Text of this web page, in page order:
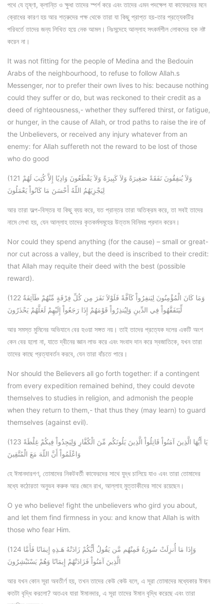
পথে যে তৃষ্ণা, ক্লান্তি ও ক্ষুধা তাদের স্পর্শ করে এবং তাদের এমন পদক্ষেপ যা কাফেরদের মনে
ক্রোধের কারণ হয় আর শত্রুদের পক্ষ থেকে তারা যা কিছু প্রাপ্ত হয়-তার প্রত্যেকটির
পরিবর্তে তাদের জন্য লিখিত হয়ে নেক আমল। নিঃসন্দেহে আল্লাহ সৎকর্মশীল লোকদের হক নষ্ট
করেন না।
It was not fitting for the people of Medina and the Bedouin
Arabs of the neighbourhood, to refuse to follow Allah.s
Messenger, nor to prefer their own lives to his: because nothing
could they suffer or do, but was reckoned to their credit as a
deed of righteousness,- whether they suffered thirst, or fatigue,
or hunger, in the cause of Allah, or trod paths to raise the ire of
the Unbelievers, or received any injury whatever from an
enemy: for Allah suffereth not the reward to be lost of those
who do good
(121 وَلاَ يُنفِقُونَ نَفَقَةً صَغِيرَةً وَلاَ كَبِيرَةً وَلاَ يَقْطَعُونَ وَادِيًا إِلاَّ كُتِبَ لَهُمْ
لِيَجْزِيَهُمُ اللّهُ أَحْسَنَ مَا كَانُواْ يَعْمَلُونَ
আর তারা অল্প-বিস্তর যা কিছু ব্যয় করে, যত প্রান্তর তারা অতিক্রম করে, তা সবই তাদের
নামে লেখা হয়, যেন আল্লাহ তাদের কৃতকর্মসমূহের উত্তম বিনিময় প্রদান করেন।
Nor could they spend anything (for the cause) – small or great-
nor cut across a valley, but the deed is inscribed to their credit:
that Allah may requite their deed with the best (possible
reward).
(122 وَمَا كَانَ الْمُؤْمِنُونَ لِيَنفِرُواْ كَآفَّةً فَلَوْلاَ نَفَرَ مِن كُلِّ فِرْقَةٍ مِّنْهُمْ طَآئِفَةٌ
لِّيَتَفَقَّهُواْ فِي الدِّينِ وَلِيُنذِرُواْ قَوْمَهُمْ إِذَا رَجَعُواْ إِلَيْهِمْ لَعَلَّهُمْ يَحْذَرُونَ
আর সমস্ত মুমিনের অভিযানে বের হওয়া সঙ্গত নয়। তাই তাদের প্রত্যেক দলের একটি অংশ
কেন বের হলো না, যাতে দ্বীনের জ্ঞান লাভ করে এবং সংবাদ দান করে স্বজাতিকে, যখন তারা
তাদের কাছে প্রত্যাবর্তন করবে, যেন তারা বাঁচতে পারে।
Nor should the Believers all go forth together: if a contingent
from every expedition remained behind, they could devote
themselves to studies in religion, and admonish the people
when they return to them,- that thus they (may learn) to guard
themselves (against evil).
(123 يَا أَيُّهَا الَّذِينَ آمَنُواْ قَاتِلُواْ الَّذِينَ يَلُونَكُم مِّنَ الْكُفَّارِ وَلِيَجِدُواْ فِيكُمْ غِلْظَةً
وَاعْلَمُواْ أَنَّ اللّهَ مَعَ الْمُتَّقِينَ
হে ঈমানদারগণ, তোমাদের নিকটবর্তী কাফেরদের সাথে যুদ্ধ চালিয়ে যাও এবং তারা তোমাদের
মধ্যে কঠোরতা অনুভব করুক আর জেনে রাখ, আল্লাহ মুত্তাকীদের সাথে রয়েছেন।
O ye who believe! fight the unbelievers who gird you about,
and let them find firmness in you: and know that Allah is with
those who fear Him.
(124 وَإِذَا مَا أُنزِلَتْ سُورَةٌ فَمِنْهُم مَّن يَقُولُ أَيُّكُمْ زَادَتْهُ هَـذِهِ إِيمَانًا فَأَمَّا
الَّذِينَ آمَنُواْ فَزَادَتْهُمْ إِيمَانًا وَهُمْ يَسْتَبْشِرُونَ
আর যখন কোন সূরা অবতীর্ণ হয়, তখন তাদের কেউ কেউ বলে, এ সূরা তোমাদের মধ্যেকার ঈমান
কতটা বৃদ্ধি করলো? অতএব যারা ঈমানদার, এ সূরা তাদের ঈমান বৃদ্ধি করেছে এবং তারা